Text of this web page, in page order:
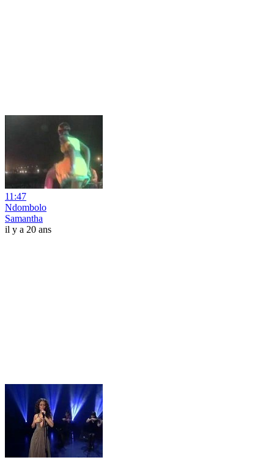
11:47
Ndombolo
Samantha
il y a 20 ans